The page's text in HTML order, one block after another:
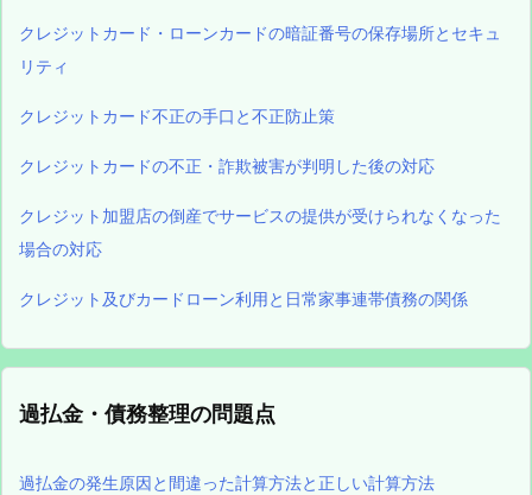
クレジットカード・ローンカードの暗証番号の保存場所とセキュ
リティ
クレジットカード不正の手口と不正防止策
クレジットカードの不正・詐欺被害が判明した後の対応
クレジット加盟店の倒産でサービスの提供が受けられなくなった
場合の対応
クレジット及びカードローン利用と日常家事連帯債務の関係
過払金・債務整理の問題点
過払金の発生原因と間違った計算方法と正しい計算方法